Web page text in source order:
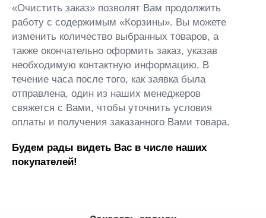
«Очистить заказ» позволят Вам продолжить
работу с содержимым «Корзины». Вы можете
изменить количество выбранных товаров, а
также окончательно оформить заказ, указав
необходимую контактную информацию. В
течение часа после того, как заявка была
отправлена, один из наших менеджеров
свяжется с Вами, чтобы уточнить условия
оплаты и получения заказанного Вами товара.
Будем рады видеть Вас в числе наших
покупателей!